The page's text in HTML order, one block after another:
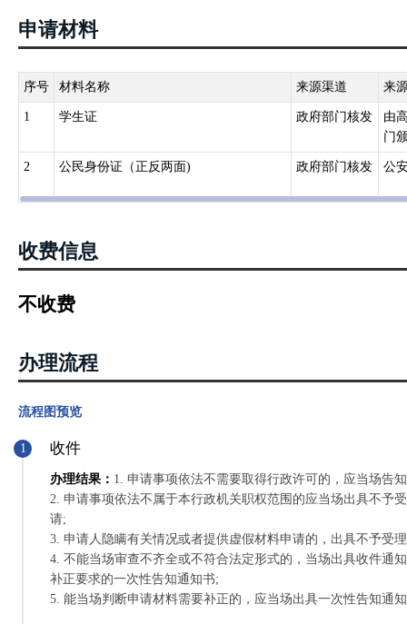
申请材料
序号 材料名称 来源渠道 来
1 学生证 政府部门核发
由
门
2 公民身份证（正反两面) 政府部门核发 公
收费信息
不收费
办理流程
流程图预览
1 收件
办理结果： 1. 申请事项依法不需要取得行政许可的，应当场告
2. 申请事项依法不属于本行政机关职权范围的应当场出具不予
请;
3. 申请人隐瞒有关情况或者提供虚假材料申请的，出具不予受
4. 不能当场审查不齐全或不符合法定形式的，当场出具收件通
补正要求的一次性告知通知书;
5. 能当场判断申请材料需要补正的，应当场出具一次性告知通